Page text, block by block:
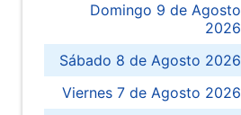
Domingo 9 de Agosto
2026
Sábado 8 de Agosto 2026
Viernes 7 de Agosto 2026